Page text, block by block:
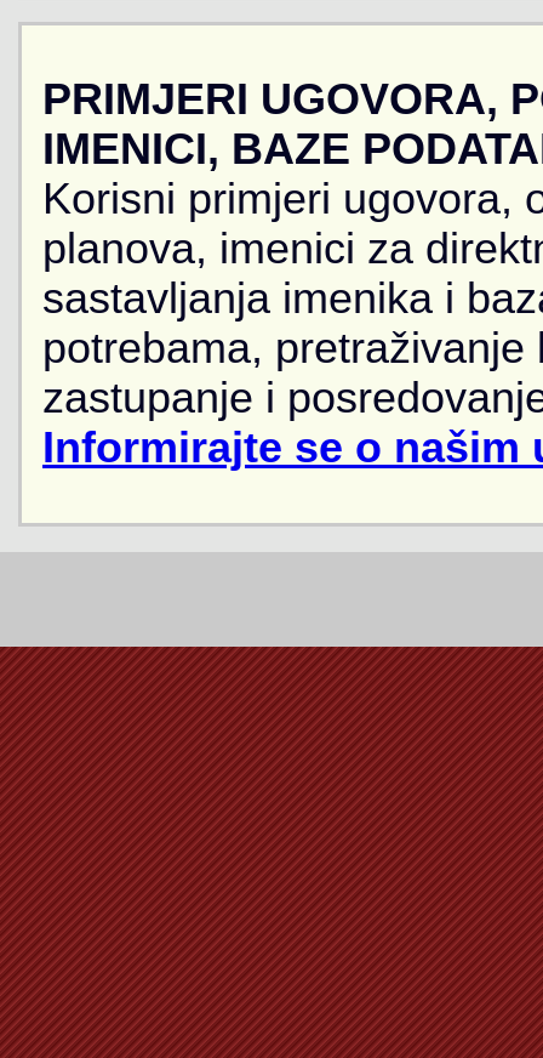
PRIMJERI UGOVORA,
IMENICI, BAZE
Korisni primjeri ugovora,
planova, imenici za
sastavljanja imenika i
potrebama,
zastupanje i
Informirajte se o našim